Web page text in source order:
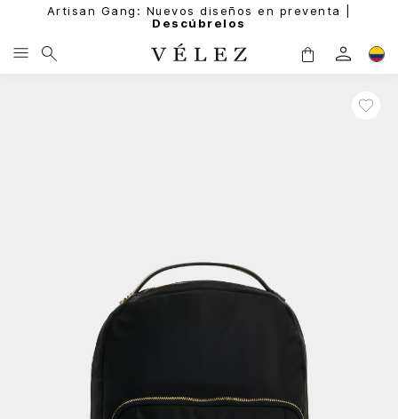
Artisan Gang: Nuevos diseños en preventa |
Descúbrelos